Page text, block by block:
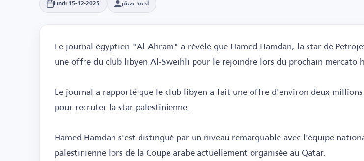
lundi 15-12-2025 أحمد صقر
Le journal égyptien "Al-Ahram" a révélé que Hamed Hamdan, la star de
une offre du club libyen Al-Sweihli pour le rejoindre lors du prochain mercato
Le journal a rapporté que le club libyen a fait une offre d'environ deux
pour recruter la star palestinienne.
Hamed Hamdan s'est distingué par un niveau remarquable avec l'équipe
palestinienne lors de la Coupe arabe actuellement organisée au Qatar.